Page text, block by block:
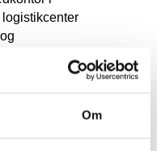
Om
logistikcenter
alt fra
del af den